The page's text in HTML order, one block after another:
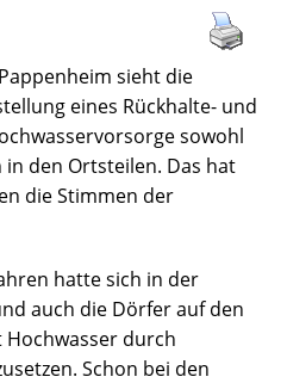
sieht die
eines Rückhalte- und
sowohl
den Ortsteilen. Das hat
die Stimmen der
hatte sich in der
auch die Dörfer auf den
durch
Schon bei den